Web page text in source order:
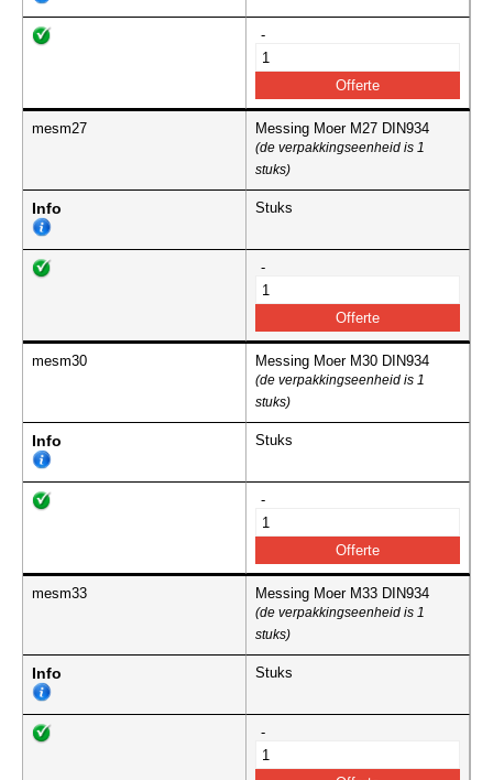
-
mesm27 Messing Moer M27 DIN934
(de verpakkingseenheid is 1
stuks)
Info Stuks
-
mesm30 Messing Moer M30 DIN934
(de verpakkingseenheid is 1
stuks)
Info Stuks
-
mesm33 Messing Moer M33 DIN934
(de verpakkingseenheid is 1
stuks)
Info Stuks
-